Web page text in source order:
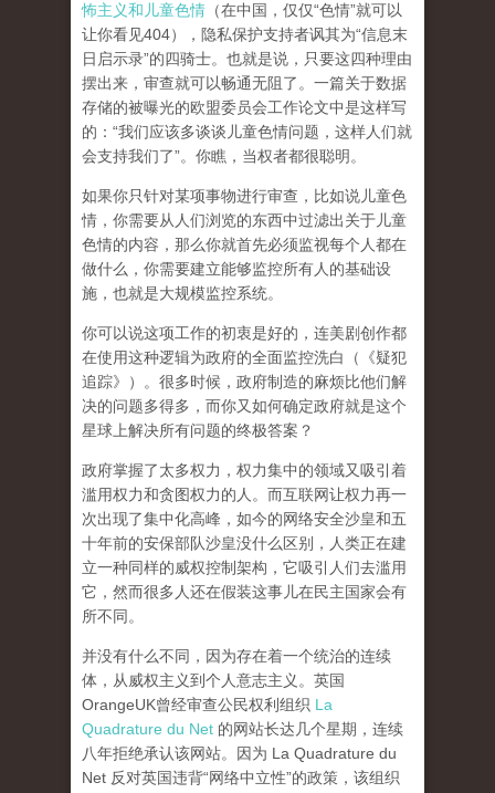
怖主义和儿童色情 （在中国，仅仅“色情”就可以
让你看见404），隐私保护支持者讽其为“信息末
日启示录”的四骑士。也就是说，只要这四种理由
摆出来，审查就可以畅通无阻了。一篇关于数据
存储的被曝光的欧盟委员会工作论文中是这样写
的：“我们应该多谈谈儿童色情问题，这样人们就
会支持我们了”。你瞧，当权者都很聪明。
如果你只针对某项事物进行审查，比如说儿童色
情，你需要从人们浏览的东西中过滤出关于儿童
色情的内容，那么你就首先必须监视每个人都在
做什么，你需要建立能够监控所有人的基础设
施，也就是大规模监控系统。
你可以说这项工作的初衷是好的，连美剧创作都
在使用这种逻辑为政府的全面监控洗白（《疑犯
追踪》）。 很多时候，政府制造的麻烦比他们解
决的问题多得多，而你又如何确定政府就是这个
星球上解决所有问题的终极答案？
政府掌握了太多权力，权力集中的领域又吸引着
滥用权力和贪图权力的人。而互联网让权力再一
次出现了集中化高峰， 如今的网络安全沙皇和五
十年前的安保部队沙皇没什么区别，人类正在建
立一种同样的威权控制架构，它吸引人们去滥用
它，然而很多人还在假装这事儿在民主国家会有
所不同。
并没有什么不同，因为存在着一个统治的连续
体，从威权主义到个人意志主义。英国
OrangeUK曾经审查公民权利组织 La
Quadrature du Net 的网站长达几个星期，连续
八年拒绝承认该网站。因为 La Quadrature du
Net 反对英国违背“网络中立性”的政策，该组织